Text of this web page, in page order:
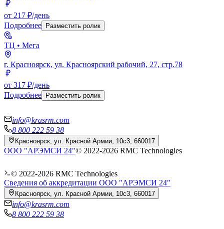
от 217 ₽/день
Подробнее Разместить ролик
ТЦ • Мега
г. Красноярск, ул. Красноярский рабочий, 27, стр.78
от 317 ₽/день
Подробнее Разместить ролик
info@krasrm.com
8 800 222 59 38
Красноярск, ул. Красной Армии, 10с3, 660017
ООО "АРЭМСИ 24"© 2022-2026 RMC Technologies
© 2022-2026 RMC Technologies
Сведения об аккредитации ООО "АРЭМСИ 24"
Красноярск, ул. Красной Армии, 10с3, 660017
info@krasrm.com
8 800 222 59 38